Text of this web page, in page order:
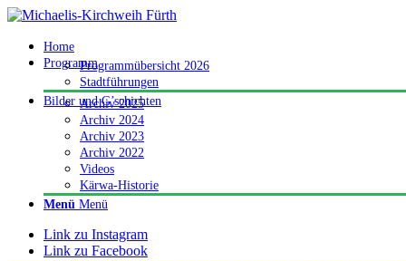
Home
ProgrammProgrammübersicht 2026
Stadtführungen
Bilder und G’schichten
Archiv 2025
Archiv 2024
Archiv 2023
Archiv 2022
Videos
Kärwa-Historie
Menü Menü
Link zu Instagram
Link zu Facebook